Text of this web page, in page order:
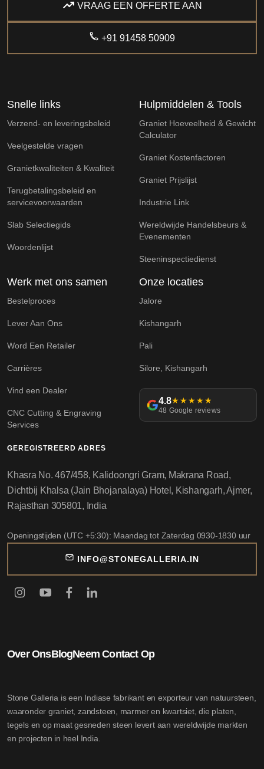
VRAAG EEN OFFERTE AAN
+91 91458 50909
Snelle links
Verzend- en leveringsbeleid
Veelgestelde vragen
Granietkwaliteiten & Kwaliteit
Terugbetalingsbeleid en
servicevoorwaarden
Slab Selectiegids
Woordenlijst
Hulpmiddelen & Tools
Graniet Hoeveelheid & Gewicht
Calculator
Graniet Kostenfactoren
Graniet Prijslijst
Industrie Link
Wereldwijde Handelsbeurs &
Evenementen
Steeninspectiedienst
Werk met ons samen
Bestelproces
Lever Aan Ons
Word Een Retailer
Carrières
Vind een Dealer
CNC Cutting & Engraving
Services
Onze locaties
Jalore
Kishangarh
Pali
Silore, Kishangarh
4.8★★★★★
48 Google reviews
Over OnsBlogNeem Contact Op
Stone Galleria is een Indiase fabrikant en exporteur van natuursteen,
waaronder graniet, zandsteen, marmer en kwartsiet, die platen,
tegels en op maat gesneden steen levert aan wereldwijde markten
en projecten in heel India.
GEREGISTREERD ADRES
Khasra No. 467/458, Kalidoongri Gram, Makrana Road,
Dichtbij Khalsa (Jain Bhojanalaya) Hotel, Kishangarh, Ajmer,
Rajasthan 305801, India
Openingstijden (UTC +5:30): Maandag tot Zaterdag 0930-1830 uur
INFO@STONEGALLERIA.IN